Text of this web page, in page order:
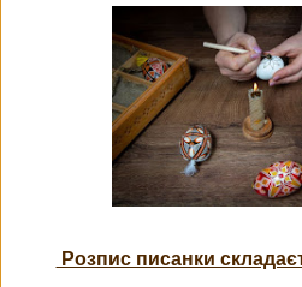
Розпис писанки